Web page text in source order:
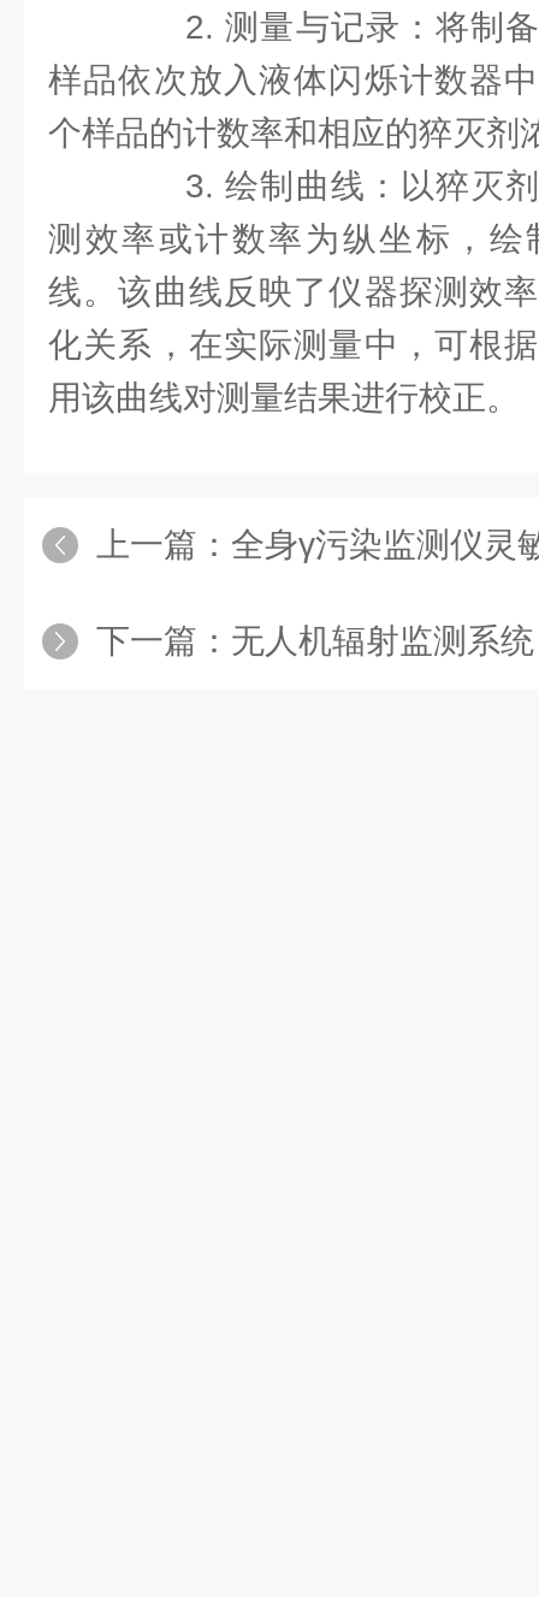
2. 测量与记录：将制备
样品依次放入液体闪烁计数器
个样品的计数率和相应的猝灭剂
3. 绘制曲线：以猝灭剂
测效率或计数率为纵坐标，绘
线。该曲线反映了仪器探测效
化关系，在实际测量中，可根
用该曲线对测量结果进行校正。
上一篇： 全身γ污染监测仪灵
下一篇： 无人机辐射监测系